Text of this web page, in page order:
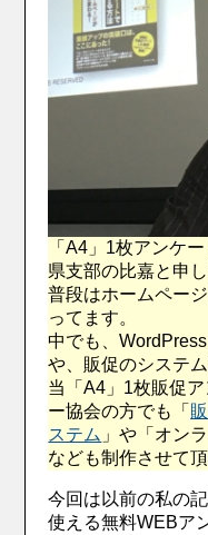
「A4」1枚アンケ
県支部の比嘉と申し
普段はホームペー
ってます。
中でも、
や、販促のシステ
当「A4」1枚販促
ー協会の方でも「
ステム 」や「オン
なども制作させて頂
今回は以前の私の
使える無料WEBア